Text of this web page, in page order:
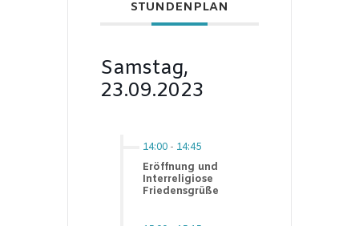
STUNDENPLAN
Samstag,
23.09.2023
14:00 - 14:45
Eröffnung und
Interreligiose
Friedensgrüße